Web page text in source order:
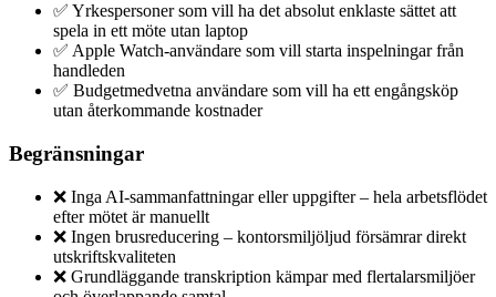
✅ Yrkespersoner som vill ha det absolut enklaste sättet att
spela in ett möte utan laptop
✅ Apple Watch-användare som vill starta inspelningar från
handleden
✅ Budgetmedvetna användare som vill ha ett engångsköp
utan återkommande kostnader
Begränsningar
❌ Inga AI-sammanfattningar eller uppgifter – hela arbetsflödet
efter mötet är manuellt
❌ Ingen brusreducering – kontorsmiljöljud försämrar direkt
utskriftskvaliteten
❌ Grundläggande transkription kämpar med flertalarsmiljöer